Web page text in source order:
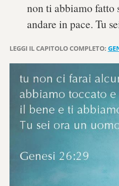
non ti abbiamo fatto
andare in pace. Tu
LEGGI IL CAPITOLO COMPLETO: